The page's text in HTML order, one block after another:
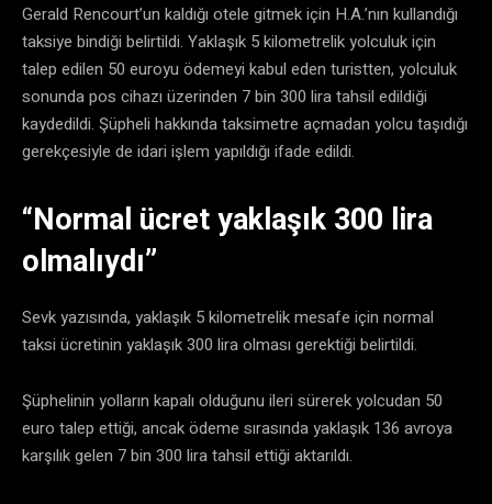
Gerald Rencourt’un kaldığı otele gitmek için H.A.’nın kullandığı
taksiye bindiği belirtildi. Yaklaşık 5 kilometrelik yolculuk için
talep edilen 50 euroyu ödemeyi kabul eden turistten, yolculuk
sonunda pos cihazı üzerinden 7 bin 300 lira tahsil edildiği
kaydedildi. Şüpheli hakkında taksimetre açmadan yolcu taşıdığı
gerekçesiyle de idari işlem yapıldığı ifade edildi.
“Normal ücret yaklaşık 300 lira
olmalıydı”
Sevk yazısında, yaklaşık 5 kilometrelik mesafe için normal
taksi ücretinin yaklaşık 300 lira olması gerektiği belirtildi.
Şüphelinin yolların kapalı olduğunu ileri sürerek yolcudan 50
euro talep ettiği, ancak ödeme sırasında yaklaşık 136 avroya
karşılık gelen 7 bin 300 lira tahsil ettiği aktarıldı.